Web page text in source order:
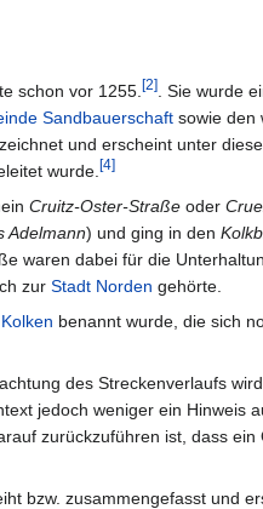
schon vor 1255. [2]
. Sie wurde
Sandbauerschaft sowie den
und erscheint unter
wurde. [4]
Cruitz-Oster-Straße oder
Adelmann) und ging in den
waren dabei für die
zur Stadt Norden gehörte.
Kolken benannt wurde, die sich
des Streckenverlaufs
jedoch weniger ein Hinweis
zurückzuführen ist, dass
bzw. zusammengefasst und